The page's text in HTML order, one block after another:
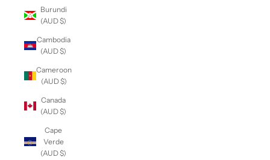
Burundi
(AUD $)
Cambodia
(AUD $)
Cameroon
(AUD $)
Canada
(AUD $)
Cape
Verde
(AUD $)